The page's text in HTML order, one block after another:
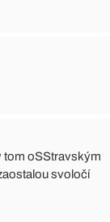
tom oSStravským
svoločí